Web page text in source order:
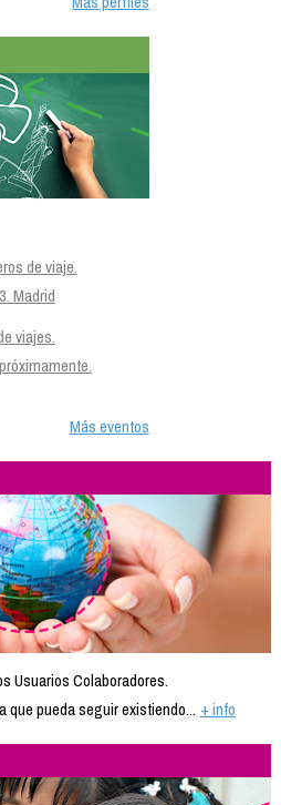
de viaje.
Madrid
viajes.
Más eventos
Usuarios Colaboradores.
que pueda seguir existiendo... + info